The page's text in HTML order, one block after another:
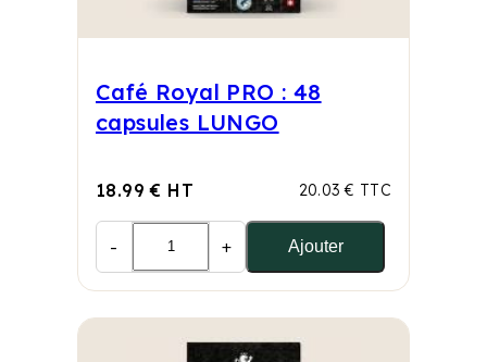
Café Royal PRO : 48
capsules LUNGO
18.99 € HT 20.03 € TTC
- + Ajouter